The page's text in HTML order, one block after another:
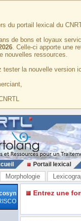
du portail lexical du
de bons et loyaux
. Celle-ci apporte une
nouvelles ressources.
tester la nouvelle version
Portail lexical
Morphologie
Entrez une